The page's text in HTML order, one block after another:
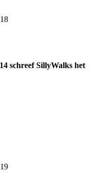
schreef SillyWalks het